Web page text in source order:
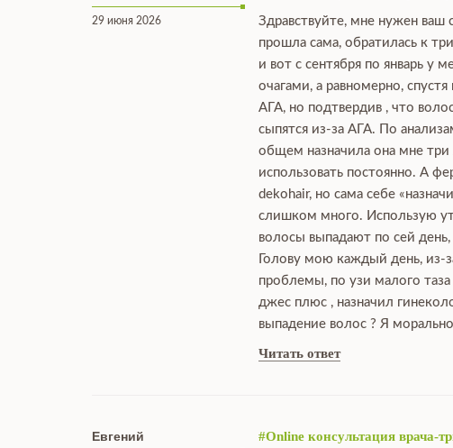
29 июня 2026
Здравствуйте, мне нужен ваш
прошла сама, обратилась к
и вот с сентября по январь у
очагами, а равномерно,
АГА, но подтвердив , что
сыпятся из-за АГА. По
общем назначила она мне три
использовать постоянно. А
dekohair, но сама себе
слишком много. Использую
волосы выпадают по сей
Голову мою каждый день, из-
проблемы, по узи малого
джес плюс , назначил
выпадение волос ? Я
Читать ответ
Евгений #Online консультация врача-